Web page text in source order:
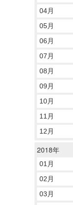
04月
05月
06月
07月
08月
09月
10月
11月
12月
2018年
01月
02月
03月